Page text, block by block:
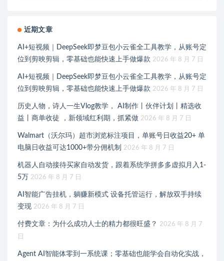
近期文章
AI+短视频｜DeepSeek即梦豆包小云雀全工具教学，从账号定
位到剪映剪辑，零基础也能快速上手做爆款 2026 年 8 月 7 日
AI+短视频｜DeepSeek即梦豆包小云雀全工具教学，从账号定
位到剪映剪辑，零基础也能快速上手做爆款 2026 年 8 月 7 日
历史人物，诗人一生Vlog教学， AI制作丨伙伴计划丨精选收
益丨商单收徒 ，新领域红利期，抓紧做 2026 年 8 月 7 日
Walmart（沃尔玛）超市浏览标注项目，单账号日收益20+ 单
电脑日收益可达1000+带分佣机制
2026 年 8 月 7 日
机器人自动接待买家自动发货，跟着系统学拼多多虚拟月入1-
5万 2026 年 8 月 7 日
AI智能广告挂机，躺赚新模式 设备托管运行，解放双手持续
变现 2026 年 8 月 7 日
付费文章：为什么成功人士的精力都很旺盛？
2026 年 8 月 7
日
Agent AI智能体零到一系统课；零基础也能学会自动化实战，